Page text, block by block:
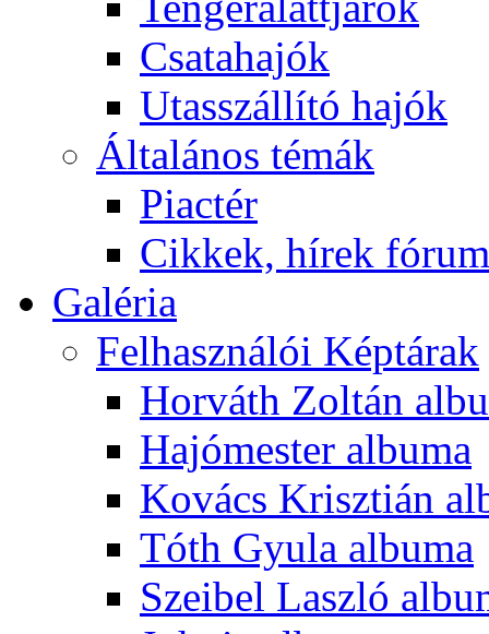
Csatahajók
Utasszállító hajók
Általános témák
Piactér
Cikkek, hírek
Galéria
Felhasználói Képtárak
Horváth Zoltán
Hajómester albuma
Kovács Krisztián
Tóth Gyula albuma
Szeibel Laszló